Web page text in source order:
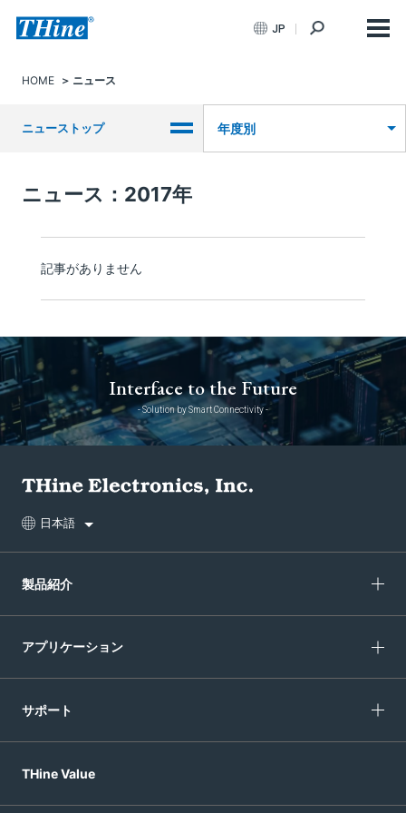
JP
HOME ニュース
ニューストップ 年度別
ニュース：2017年
記事がありません
Interface to the Future
- Solution by Smart Connectivity -
日本語
製品紹介
アプリケーション
サポート
THine Value